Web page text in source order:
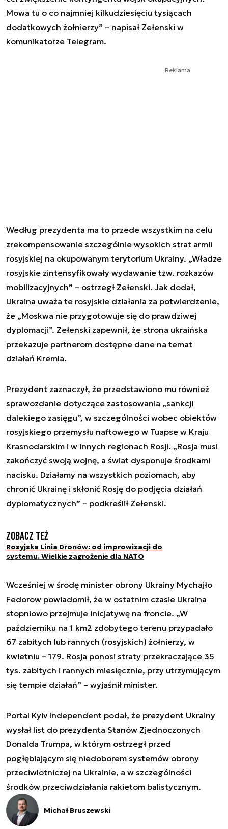
Mowa tu o co najmniej kilkudziesięciu tysiącach
dodatkowych żołnierzy” – napisał Zełenski w
komunikatorze Telegram.
Reklama
Według prezydenta ma to przede wszystkim na celu
zrekompensowanie szczególnie wysokich strat armii
rosyjskiej na okupowanym terytorium Ukrainy. „Władze
rosyjskie zintensyfikowały wydawanie tzw. rozkazów
mobilizacyjnych” – ostrzegł Zełenski. Jak dodał,
Ukraina uważa te rosyjskie działania za potwierdzenie,
że „Moskwa nie przygotowuje się do prawdziwej
dyplomacji”. Zełenski zapewnił, że strona ukraińska
przekazuje partnerom dostępne dane na temat
działań Kremla.
Prezydent zaznaczył, że przedstawiono mu również
sprawozdanie dotyczące zastosowania „sankcji
dalekiego zasięgu”, w szczególności wobec obiektów
rosyjskiego przemysłu naftowego w Tuapse w Kraju
Krasnodarskim i w innych regionach Rosji. „Rosja musi
zakończyć swoją wojnę, a świat dysponuje środkami
nacisku. Działamy na wszystkich poziomach, aby
chronić Ukrainę i skłonić Rosję do podjęcia działań
dyplomatycznych” – podkreślił Zełenski.
Zobacz też
Rosyjska Linia Dronów: od improwizacji do
systemu. Wielkie zagrożenie dla NATO
Wcześniej w środę minister obrony Ukrainy Mychajło
Fedorow powiadomił, że w ostatnim czasie Ukraina
stopniowo przejmuje inicjatywę na froncie. „W
październiku na 1 km2 zdobytego terenu przypadało
67 zabitych lub rannych (rosyjskich) żołnierzy, w
kwietniu – 179. Rosja ponosi straty przekraczające 35
tys. zabitych i rannych miesięcznie, przy utrzymującym
się tempie działań” – wyjaśnił minister.
Portal Kyiv Independent podał, że prezydent Ukrainy
wysłał list do prezydenta Stanów Zjednoczonych
Donalda Trumpa, w którym ostrzegł przed
pogłębiającym się niedoborem systemów obrony
przeciwlotniczej na Ukrainie, a w szczególności
środków przeciwdziałania rakietom balistycznym.
Michał Bruszewski